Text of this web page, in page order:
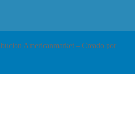
Americanmarket – Creado por